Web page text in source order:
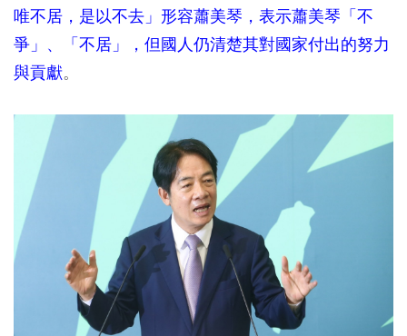
唯不居，是以不去」形容蕭美琴，表示蕭美琴「不
爭」、「不居」，但國人仍清楚其對國家付出的努力
與貢獻。